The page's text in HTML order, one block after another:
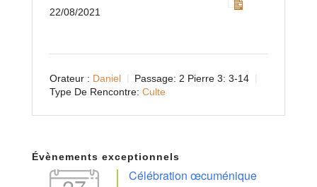
22/08/2021
Orateur : Daniel Passage: 2 Pierre 3: 3-14
Type De Rencontre: Culte
Évènements exceptionnels
Célébration œcuménique